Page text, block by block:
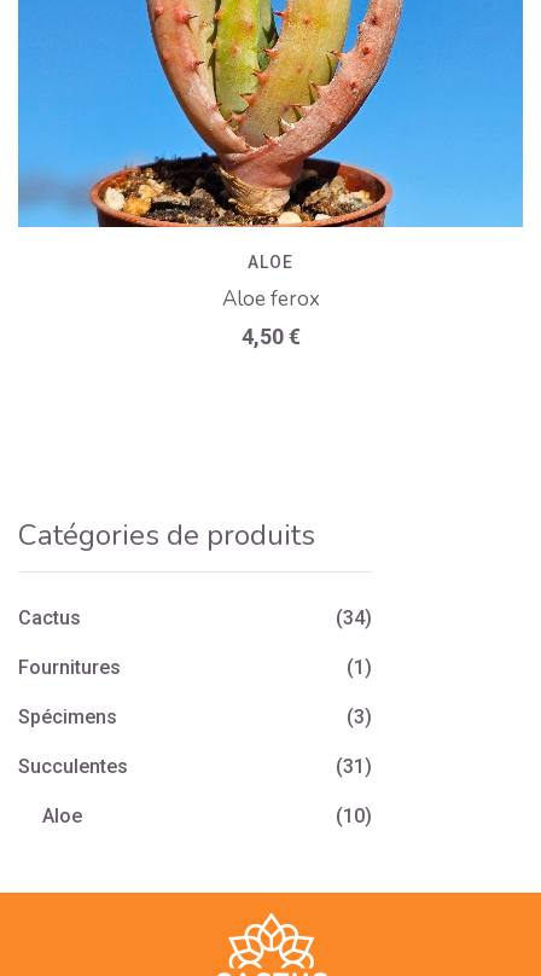
ALOE
Aloe ferox
4,50€
Catégories de produits
Cactus (34)
Fournitures (1)
Spécimens (3)
Succulentes (31)
Aloe (10)